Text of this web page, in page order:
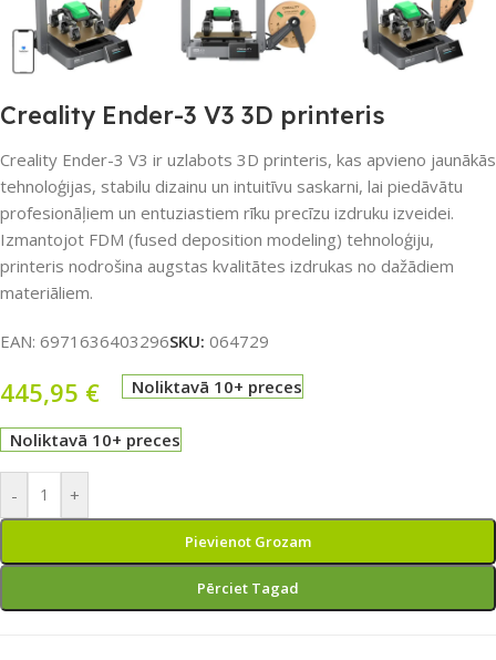
Creality Ender-3 V3 3D printeris
Creality Ender-3 V3 ir uzlabots 3D printeris, kas apvieno jaunākās
tehnoloģijas, stabilu dizainu un intuitīvu saskarni, lai piedāvātu
profesionāļiem un entuziastiem rīku precīzu izdruku izveidei.
Izmantojot FDM (fused deposition modeling) tehnoloģiju,
printeris nodrošina augstas kvalitātes izdrukas no dažādiem
materiāliem.
EAN: 6971636403296SKU: 064729
445,95 € Noliktavā 10+ preces
Noliktavā 10+ preces
- +
Pievienot Grozam
Pērciet Tagad